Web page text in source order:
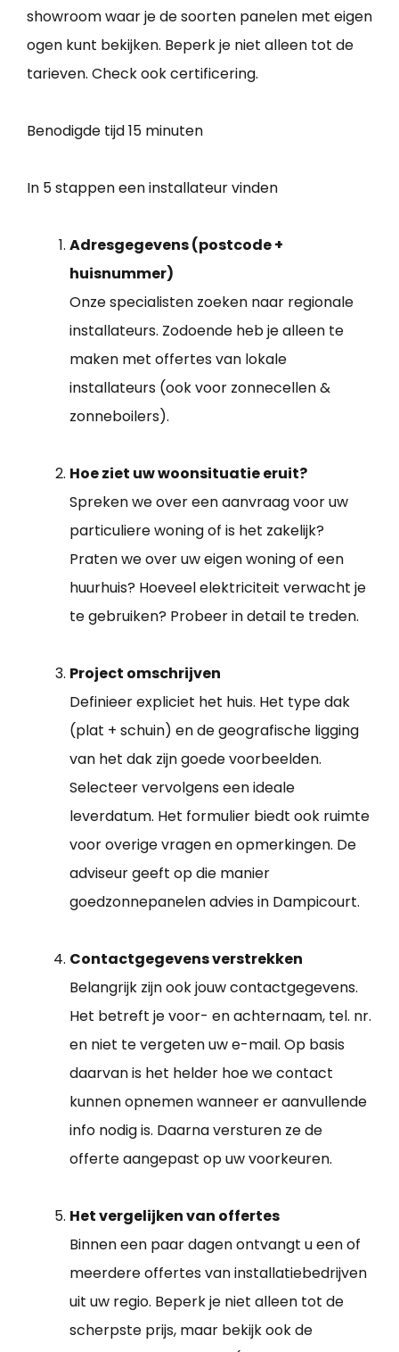
showroom waar je de soorten panelen met eigen
ogen kunt bekijken. Beperk je niet alleen tot de
tarieven. Check ook certificering.
Benodigde tijd15 minuten
In 5 stappen een installateur vinden
Adresgegevens (postcode +
huisnummer)
Onze specialisten zoeken naar regionale
installateurs. Zodoende heb je alleen te
maken met offertes van lokale
installateurs (ook voor zonnecellen &
zonneboilers).
Hoe ziet uw woonsituatie eruit?
Spreken we over een aanvraag voor uw
particuliere woning of is het zakelijk?
Praten we over uw eigen woning of een
huurhuis? Hoeveel elektriciteit verwacht je
te gebruiken? Probeer in detail te treden.
Project omschrijven
Definieer expliciet het huis. Het type dak
(plat + schuin) en de geografische ligging
van het dak zijn goede voorbeelden.
Selecteer vervolgens een ideale
leverdatum. Het formulier biedt ook ruimte
voor overige vragen en opmerkingen. De
adviseur geeft op die manier
goedzonnepanelen advies in Dampicourt.
Contactgegevens verstrekken
Belangrijk zijn ook jouw contactgegevens.
Het betreft je voor- en achternaam, tel. nr.
en niet te vergeten uw e-mail. Op basis
daarvan is het helder hoe we contact
kunnen opnemen wanneer er aanvullende
info nodig is. Daarna versturen ze de
offerte aangepast op uw voorkeuren.
Het vergelijken van offertes
Binnen een paar dagen ontvangt u een of
meerdere offertes van installatiebedrijven
uit uw regio. Beperk je niet alleen tot de
scherpste prijs, maar bekijk ook de